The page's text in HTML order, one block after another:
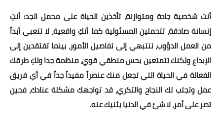
أنت شخصية جادة ومتوازنة، تأخذين الحياة على محمل الجد: أنتِ
إنسانة صادقة، تتحملين المسئولية كما أنكِ واقعية، لا تتعبي أبداً
من العمل الدؤوب، تنتبهي إلى تفاصيل الأمور، بينما تفتقدين إلى
الإبداع ولكنك تتمتعين بحس منطقي قوي، منظمة جدا ولكِ طرقك
الفعالة في الحياة التي تجعل منك عنصراً مفيداً جداً في أي فريق
عمل وتجلب لك النجاح والتكري، قد تواجهك مشكلة عنادك، فحين
تصر على أمر، لا شئ في الدنيا يثنيك عنه.